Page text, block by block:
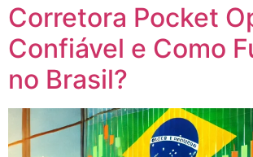
Corretora Pocket
Confiável e Como
no Brasil?